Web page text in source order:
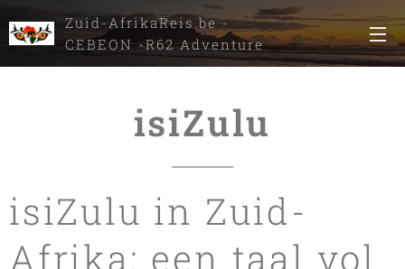
Zuid-AfrikaReis.be -
CEBEON -R62 Adventure
Tours
isiZulu
isiZulu in Zuid-
Afrika: een taal vol